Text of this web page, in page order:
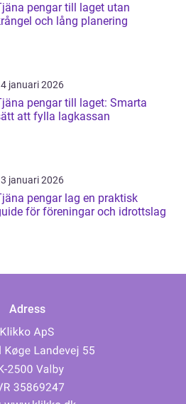
pengar till laget utan
och lång planering
januari 2026
pengar till laget: Smarta
att fylla lagkassan
januari 2026
pengar lag en praktisk
för föreningar och idrottslag
Adress